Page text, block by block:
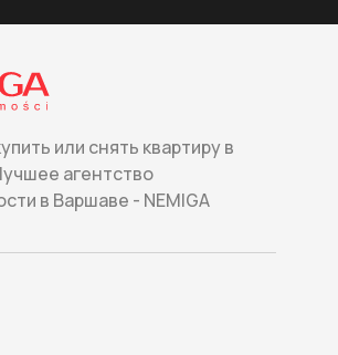
или снять квартиру в
агентство
в Варшаве - NEMIGA